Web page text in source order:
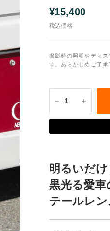
¥15,400
税込価格
撮影時の照明やディ
す。あらかじめご了承
明るいだ
黒光る愛車
テールレ